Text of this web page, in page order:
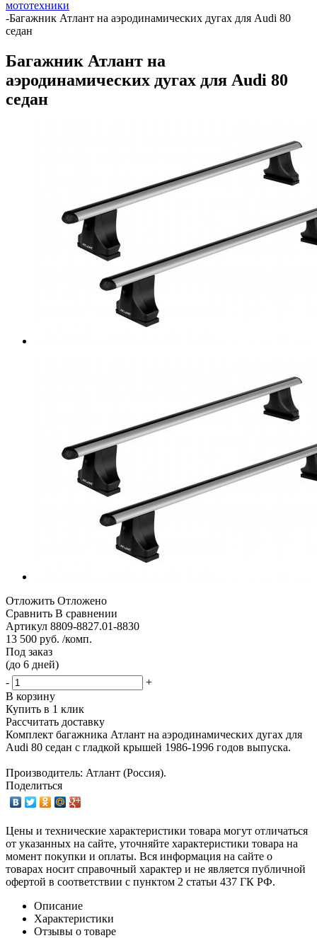
мототехники
-Багажник Атлант на аэродинамических дугах для Audi 80
седан
Багажник Атлант на
аэродинамических дугах для Audi 80
седан
Отложить Отложено
Сравнить В сравнении
Артикул 8809-8827.01-8830
13 500 руб. /комп.
Под заказ
(до 6 дней)
-
+
В корзину
Купить в 1 клик
Рассчитать доставку
Комплект багажника Атлант на аэродинамических дугах для
Audi 80 седан с гладкой крышей 1986-1996 годов выпуска.
Производитель: Атлант (Россия).
Поделиться
Цены и технические характеристики товара могут отличаться
от указанных на сайте, уточняйте характеристики товара на
момент покупки и оплаты. Вся информация на сайте о
товарах носит справочный характер и не является публичной
офертой в соответствии с пунктом 2 статьи 437 ГК РФ.
Описание
Характеристики
Отзывы о товаре